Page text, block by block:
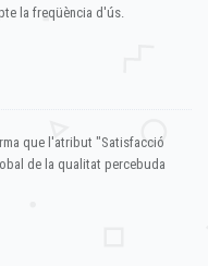
la freqüència d'ús.
que l'atribut "Satisfacció
de la qualitat percebuda